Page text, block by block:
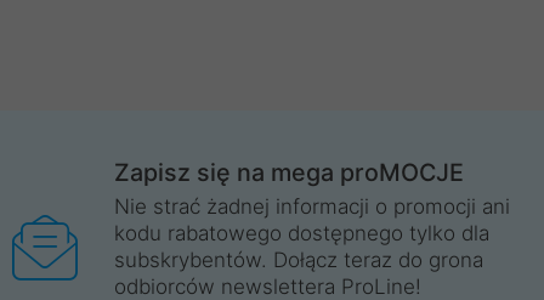
Zapisz się na mega proMOCJE
Nie strać żadnej informacji o promocji ani
kodu rabatowego dostępnego tylko dla
subskrybentów. Dołącz teraz do grona
odbiorców newslettera ProLine!